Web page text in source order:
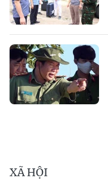
XÃ HỘI